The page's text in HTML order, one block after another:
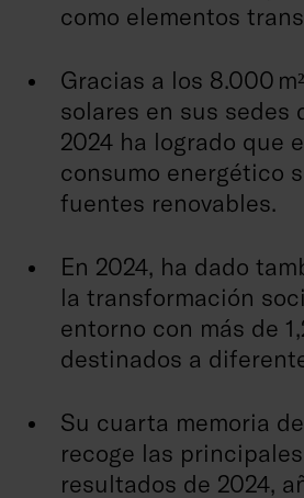
como elementos
Gracias a los 8.000
solares en sus sedes
2024 ha logrado que
consumo energético
fuentes renovables.
En 2024, ha dado
la transformación
entorno con más de
destinados a
Su cuarta memoria
recoge las
resultados de 2024,